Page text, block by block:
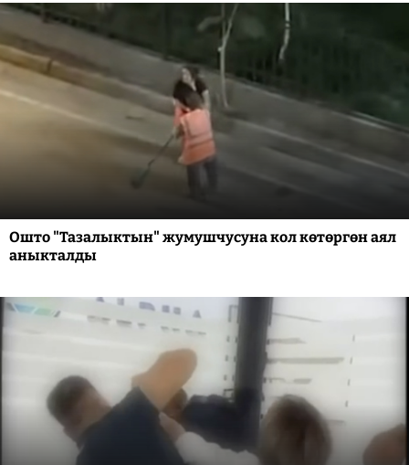
Ошто "Тазалыктын" жумушчусуна кол көтөргөн аял
аныкталды